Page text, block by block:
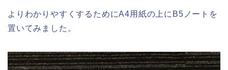
よりわかりやすくするためにA4用紙の上にB5ノートを
置いてみました。